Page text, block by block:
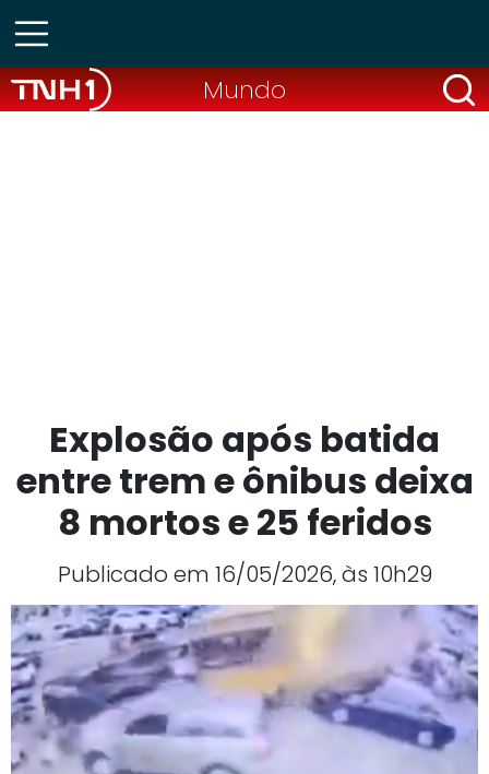
Mundo
Explosão após batida
entre trem e ônibus deixa
8 mortos e 25 feridos
Publicado em 16/05/2026, às 10h29